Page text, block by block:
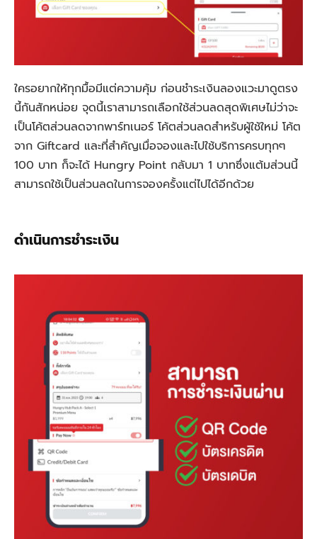
ใครอยากให้ทุกมื้อมีแต่ความคุ้ม ก่อนชำระเงินลองแวะมาดูตรง
นี้กันสักหน่อย จุดนี้เราสามารถเลือกใช้ส่วนลดสุดพิเศษไม่ว่าจะ
เป็นโค้ตส่วนลดจากพาร์ทเนอร์ โค้ตส่วนลดสำหรับผู้ใช้ใหม่ โค้ต
จาก Giftcard และที่สำคัญเมื่อจองและไปใช้บริการครบทุกๆ
100 บาท ก็จะได้ Hungry Point กลับมา 1 บาทซึ่งแต้มส่วนนี้
สามารถใช้เป็นส่วนลดในการจองครั้งแต่ไปได้อีกด้วย
ดำเนินการชำระเงิน